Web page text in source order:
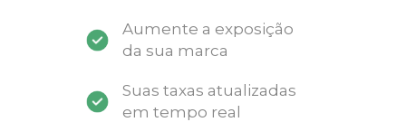
Aumente a exposição
da sua marca
Suas taxas atualizadas
em tempo real